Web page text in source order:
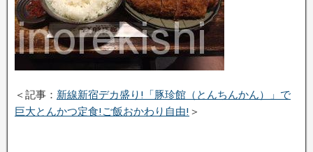
＜記事： 新線新宿デカ盛り!「豚珍館（とんちんかん）」で
巨大とんかつ定食!ご飯おかわり自由! ＞